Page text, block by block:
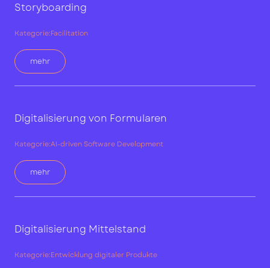
Storyboarding
Kategorie:Facilitation
mehr
Digitalisierung von Formularen
Kategorie:AI-driven Software Development
mehr
Digitalisierung Mittelstand
Kategorie:Entwicklung digitaler Produkte